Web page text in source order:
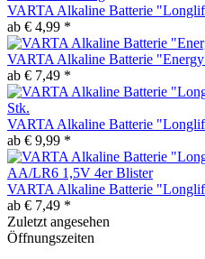
VARTA Alkaline Batterie
ab € 4,99 *
VARTA Alkaline Batterie
ab € 7,49 *
VARTA Alkaline Batterie
ab € 9,99 *
VARTA Alkaline Batterie
ab € 7,49 *
Zuletzt angesehen
Öffnungszeiten